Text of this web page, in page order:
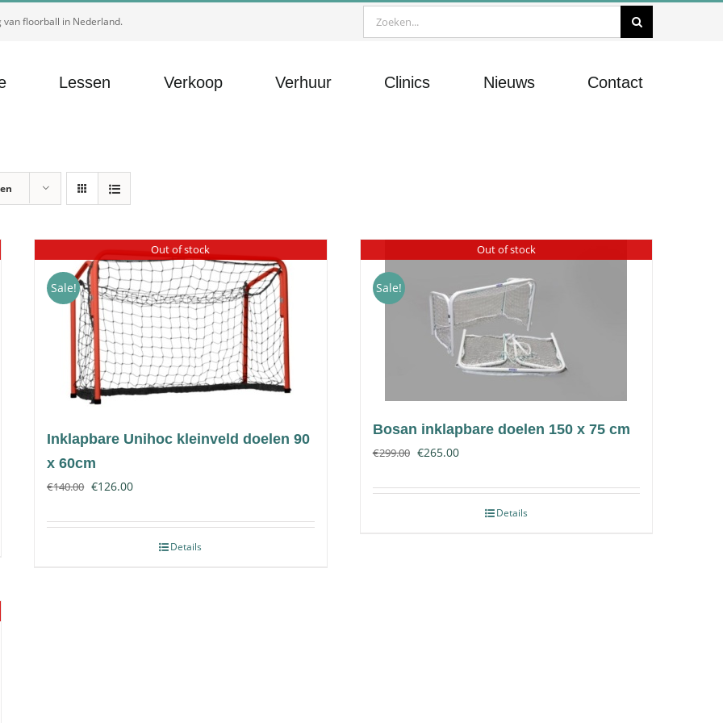
floorball in Nederland.
Zoeken
naar:
Lessen Verkoop Verhuur Clinics Nieuws Contact
Out of stock
Sale!
Inklapbare Unihoc kleinveld doelen 90
x 60cm
€140.00 €126.00
Details
Out of stock
Sale!
Bosan inklapbare doelen 150 x 75 cm
€299.00 €265.00
Details